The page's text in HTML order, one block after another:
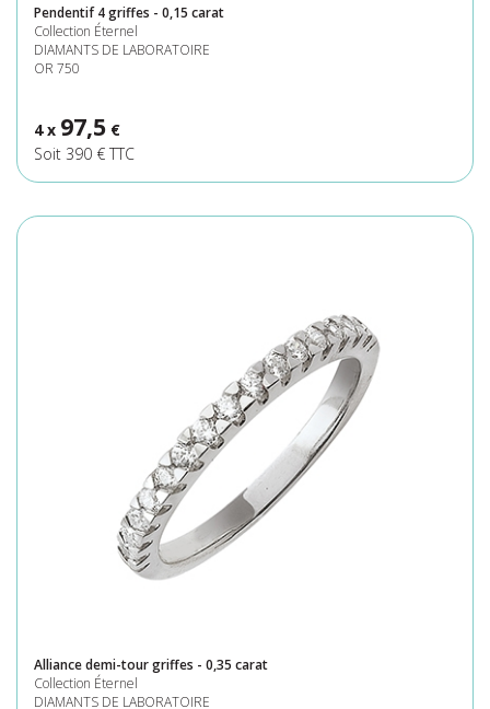
Pendentif 4 griffes - 0,15 carat
Collection Éternel
DIAMANTS DE LABORATOIRE
OR 750
4 x 97,5 €
Soit 390 € TTC
Alliance demi-tour griffes - 0,35 carat
Collection Éternel
DIAMANTS DE LABORATOIRE